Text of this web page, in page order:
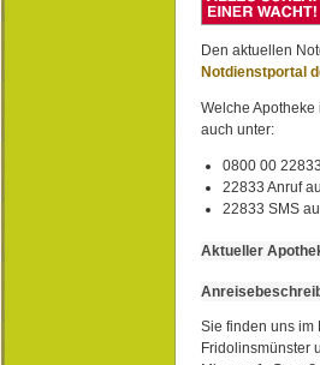
Den aktuellen
Notdienstportal
Welche
auch unter:
0800 00
22833 Anruf
22833 SMS
Aktueller
Sie finden uns im
Fridolinsmünster